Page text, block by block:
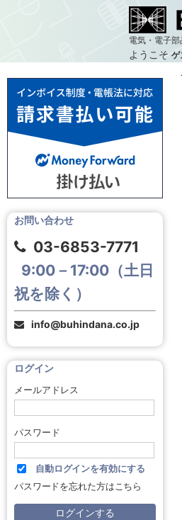
電気・電子
ようこそ ゲ
お問い合わせ
03-6853-7771
9:00－17:00（土日
祝を除く）
info@buhindana.co.jp
ログイン
メールアドレス
パスワード
自動ログインを有効にする
パスワードを忘れた方はこちら